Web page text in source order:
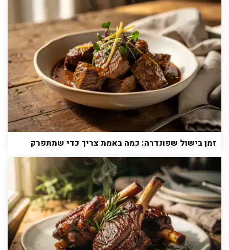
זמן בישול שפונדרה: כמה באמת צריך כדי שתתפרק